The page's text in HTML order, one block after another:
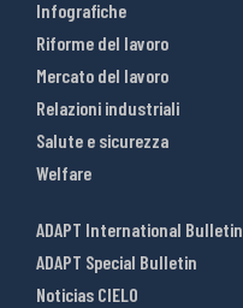
Infografiche
Riforme del lavoro
Mercato del lavoro
Relazioni industriali
Salute e sicurezza
Welfare
ADAPT International Bulletin
ADAPT Special Bulletin
Noticias CIELO